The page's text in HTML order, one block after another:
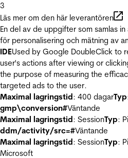
3
Läs mer om den här leverantören
En del av de uppgifter som samlas
för personalisering och mätning av
IDEUsed by Google DoubleClick to
user's actions after viewing or
the purpose of measuring the
targeted ads to the user.
Maximal lagringstid: 400 dagarTyp
gmp\conversion#Väntande
Maximal lagringstid: SessionTyp:
ddm/activity/src=#Väntande
Maximal lagringstid: SessionTyp:
Microsoft